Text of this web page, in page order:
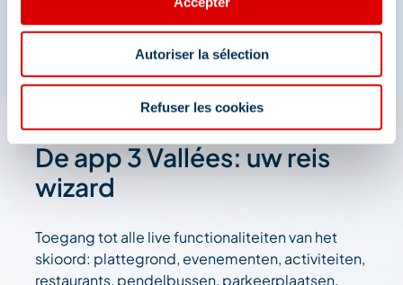
Autoriser la sélection
Refuser les cookies
De app 3 Vallées: uw reis
wizard
Toegang tot alle live functionaliteiten van het
skioord: plattegrond, evenementen, activiteiten,
restaurants, pendelbussen, parkeerplaatsen.